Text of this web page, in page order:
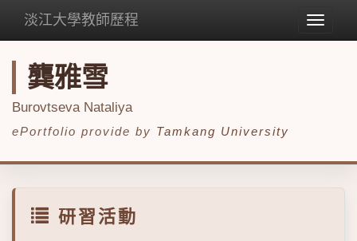
Toggle
淡江大學教師歷程
龔雅雪
Burovtseva Nataliya
ePortfolio provide by Tamkang University
研習活動